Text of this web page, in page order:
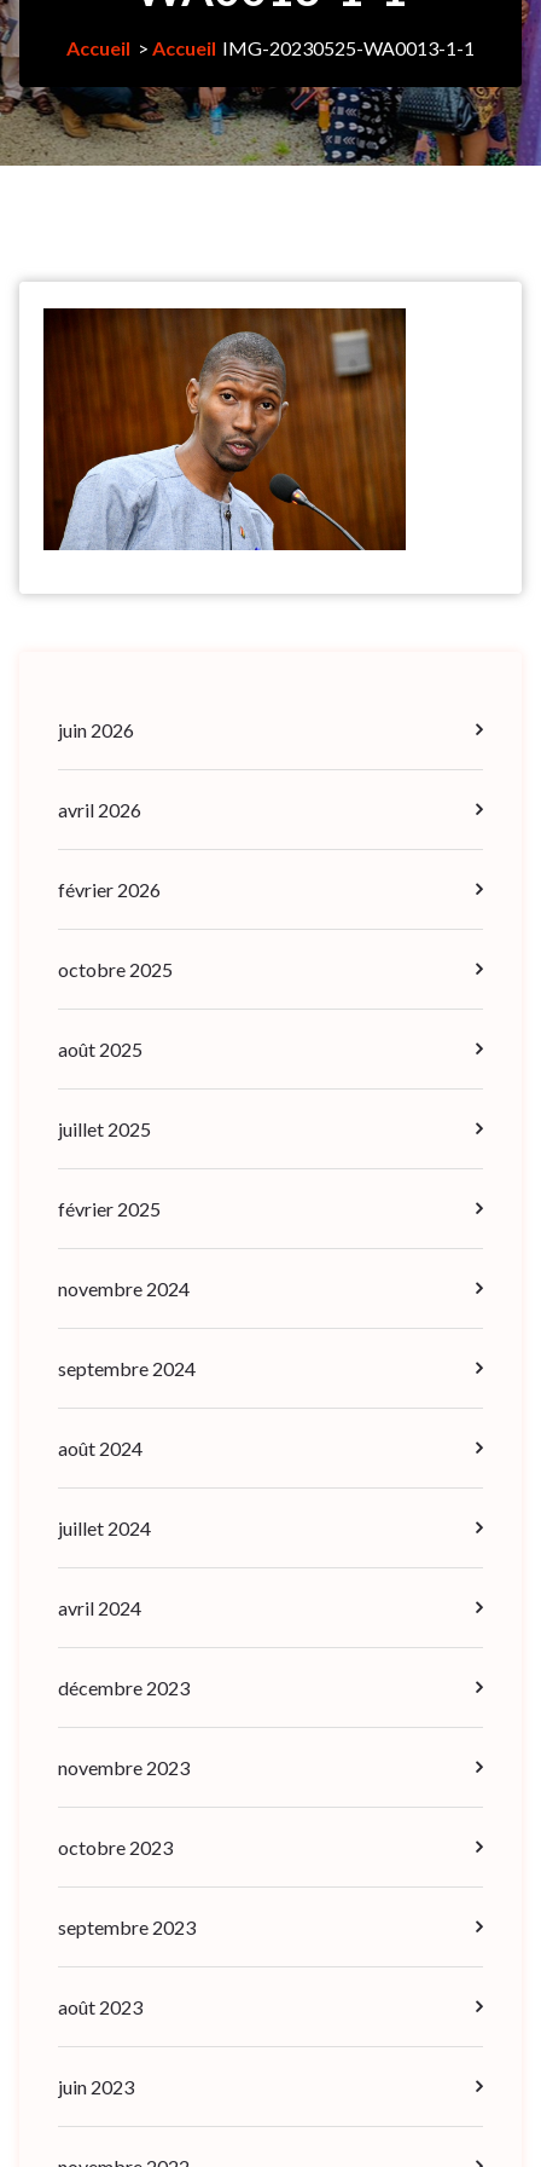
Accueil > Accueil IMG-20230525-WA0013-1-1
juin 2026
avril 2026
février 2026
octobre 2025
août 2025
juillet 2025
février 2025
novembre 2024
septembre 2024
août 2024
juillet 2024
avril 2024
décembre 2023
novembre 2023
octobre 2023
septembre 2023
août 2023
juin 2023